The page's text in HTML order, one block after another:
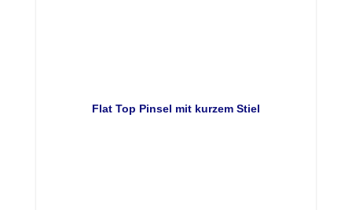
Flat Top Pinsel mit kurzem Stiel